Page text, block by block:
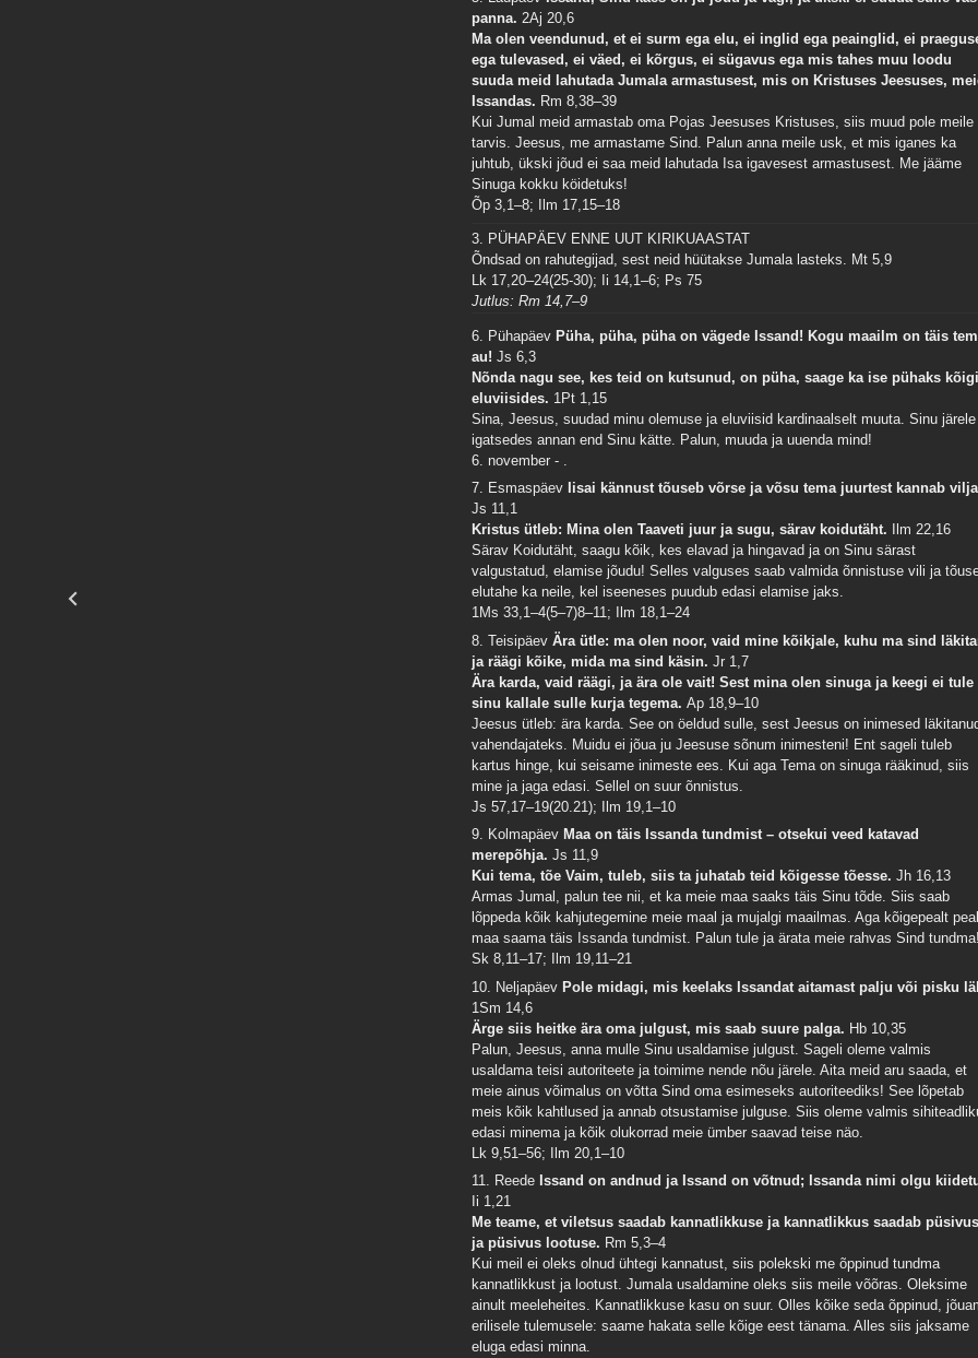
panna.2Aj 20,6
Ma olen veendunud, et ei surm ega elu, ei inglid ega peainglid, ei
ega tulevased, ei väed, ei kõrgus, ei sügavus ega mis tahes muu loodu
suuda meid lahutada Jumala armastusest, mis on Kristuses Jeesuses,
Issandas. Rm 8,38–39
Kui Jumal meid armastab oma Pojas Jeesuses Kristuses, siis muud pole meile
tarvis. Jeesus, me armastame Sind. Palun anna meile usk, et mis iganes ka
juhtub, ükski jõud ei saa meid lahutada Isa igavesest armastusest. Me jääme
Sinuga kokku köidetuks!
Õp 3,1–8; Ilm 17,15–18
3. PÜHAPÄEV ENNE UUT KIRIKUAASTAT
Õndsad on rahutegijad, sest neid hüütakse Jumala lasteks.
Mt 5,9
Lk 17,20–24(25-30); Ii 14,1–6; Ps 75
Jutlus: Rm 14,7–9
6. PühapäevPüha, püha, püha on vägede Issand! Kogu maailm on täis
au!Js 6,3
Nõnda nagu see, kes teid on kutsunud, on püha, saage ka ise pühaks
eluviisides. 1Pt 1,15
Sina, Jeesus, suudad minu olemuse ja eluviisid kardinaalselt muuta. Sinu järele
igatsedes annan end Sinu kätte. Palun, muuda ja uuenda mind!
6. november - .
7. Esmaspäev Iisai kännust tõuseb võrse ja võsu tema juurtest kannab
Js 11,1
Kristus ütleb: Mina olen Taaveti juur ja sugu, särav koidutäht.
Ilm 22,16
Särav Koidutäht, saagu kõik, kes elavad ja hingavad ja on Sinu särast
valgustatud, elamise jõudu! Selles valguses saab valmida õnnistuse vili ja
elutahe ka neile, kel iseeneses puudub edasi elamise jaks.
1Ms 33,1–4(5–7)8–11; Ilm 18,1–24
8. TeisipäevÄra ütle: ma olen noor, vaid mine kõikjale, kuhu ma sind
ja räägi kõike, mida ma sind käsin.Jr 1,7
Ära karda, vaid räägi, ja ära ole vait! Sest mina olen sinuga ja keegi ei tule
sinu kallale sulle kurja tegema.Ap 18,9–10
Jeesus ütleb: ära karda. See on öeldud sulle, sest Jeesus on inimesed
vahendajateks. Muidu ei jõua ju Jeesuse sõnum inimesteni! Ent sageli tuleb
kartus hinge, kui seisame inimeste ees. Kui aga Tema on sinuga rääkinud, siis
mine ja jaga edasi. Sellel on suur õnnistus.
Js 57,17–19(20.21); Ilm 19,1–10
9. Kolmapäev Maa on täis Issanda tundmist – otsekui veed katavad
merepõhja.Js 11,9
Kui tema, tõe Vaim, tuleb, siis ta juhatab teid kõigesse tõesse.Jh 16,13
Armas Jumal, palun tee nii, et ka meie maa saaks täis Sinu tõde. Siis saab
lõppeda kõik kahjutegemine meie maal ja mujalgi maailmas. Aga kõigepealt
maa saama täis Issanda tundmist. Palun tule ja ärata meie rahvas Sind tundma!
Sk 8,11–17; Ilm 19,11–21
10. NeljapäevPole midagi, mis keelaks Issandat aitamast palju või pisku
1Sm 14,6
Ärge siis heitke ära oma julgust, mis saab suure palga. Hb 10,35
Palun, Jeesus, anna mulle Sinu usaldamise julgust. Sageli oleme valmis
usaldama teisi autoriteete ja toimime nende nõu järele. Aita meid aru saada, et
meie ainus võimalus on võtta Sind oma esimeseks autoriteediks! See lõpetab
meis kõik kahtlused ja annab otsustamise julguse. Siis oleme valmis
edasi minema ja kõik olukorrad meie ümber saavad teise näo.
Lk 9,51–56; Ilm 20,1–10
11. Reede Issand on andnud ja Issand on võtnud; Issanda nimi olgu
Ii 1,21
Me teame, et viletsus saadab kannatlikkuse ja kannatlikkus saadab
ja püsivus lootuse. Rm 5,3–4
Kui meil ei oleks olnud ühtegi kannatust, siis polekski me õppinud tundma
kannatlikkust ja lootust. Jumala usaldamine oleks siis meile võõras. Oleksime
ainult meeleheites. Kannatlikkuse kasu on suur. Olles kõike seda õppinud,
erilisele tulemusele: saame hakata selle kõige eest tänama. Alles siis jaksame
eluga edasi minna.